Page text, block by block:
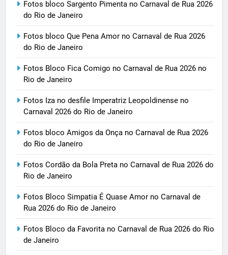
Fotos bloco Sargento Pimenta no Carnaval de Rua 2026
do Rio de Janeiro
Fotos bloco Que Pena Amor no Carnaval de Rua 2026
do Rio de Janeiro
Fotos Bloco Fica Comigo no Carnaval de Rua 2026 no
Rio de Janeiro
Fotos Iza no desfile Imperatriz Leopoldinense no
Carnaval 2026 do Rio de Janeiro
Fotos bloco Amigos da Onça no Carnaval de Rua 2026
do Rio de Janeiro
Fotos Cordão da Bola Preta no Carnaval de Rua 2026 do
Rio de Janeiro
Fotos Bloco Simpatia É Quase Amor no Carnaval de
Rua 2026 do Rio de Janeiro
Fotos Bloco da Favorita no Carnaval de Rua 2026 do Rio
de Janeiro